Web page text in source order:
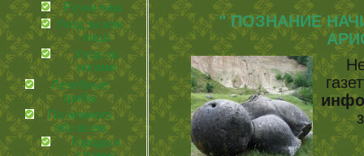
Ручки наши
Уход за кожей
лица
Уход за
ногами
Лечебные
грибы
По немного
обо всем
Города и
" ПОЗНАНИЕ